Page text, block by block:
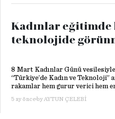
Kadınlar
teknolojide
8 Mart Kadınlar Günü
“Türkiye’de Kadın ve
rakamlar hem gurur verici hem
mezunlarında kadın oranıyla
Üniversitelerin mühendislik,
5 ay önceby AYTUN ÇELEBI